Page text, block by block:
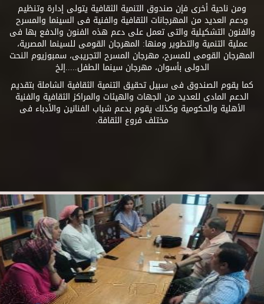
ومن ناحية أخرى فإن صندوق التنمية الثقافية يتولى إدارة وتنظيم
ودعم العديد من المهرجانات الثقافية والفنية فى السينما والمسرح
والفنون التشكيلية والتى تعمل على دعم هذه الفنون والدفع بها فى
عملية التنمية والتطوير ومنها: المهرجان القومى للسينما المصرية،
المهرجان القومى للمسرح، مهرجان المسرح التجريبى، سمبوزيوم النحت
الدولى بأسوان، مهرجان سينما الطفل.....إلخ
كما يقوم الصندوق فى سبيل تحقيق التنمية الثقافية الشاملة بتقديم
الدعم المادى للعديد من الجهات والهيئات والمراكز الثقافية والفنية
الأهلية والحكومية وكذلك يقوم بدعم شباب الفنانين والأدباء فى
مختلف فروع الثقافة.